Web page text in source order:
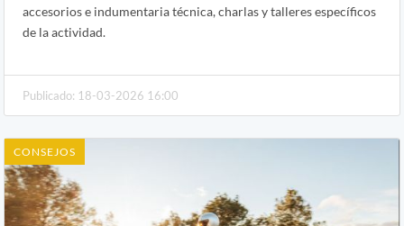
accesorios e indumentaria técnica, charlas y talleres específicos
de la actividad.
Publicado: 18-03-2026 16:00
CONSEJOS